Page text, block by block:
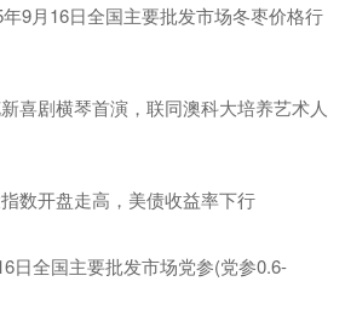
9月16日全国主要批发市场冬枣价格行
喜剧横琴首演，联同澳科大培养艺术人
数开盘走高，美债收益率下行
日全国主要批发市场党参(党参0.6-